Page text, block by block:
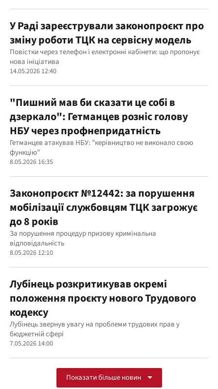
У Раді зареєстрували законопроєкт про
зміну роботи ТЦК на сервісну модель
Повістки через телефон і електронні кабінети: що пропонує
нова ініціатива
14.05.2026 12:40
"Пишний мав би сказати це собі в
дзеркало": Гетманцев розніс голову
НБУ через профнепридатність
Гетманцев атакував НБУ: "керівництво не виконало свою
функцію"
8.05.2026 16:35
Законопроєкт №12442: за порушення
мобілізації службовцям ТЦК загрожує
до 8 років
За порушення процедур призову кримінальна
відповідальність
8.05.2026 12:10
Лубінець розкритикував окремі
положення проєкту нового Трудового
кодексу
Лубінець звернув увагу на проблеми трудових прав у
бюджетній сфері
7.05.2026 14:00
Показати більше новин